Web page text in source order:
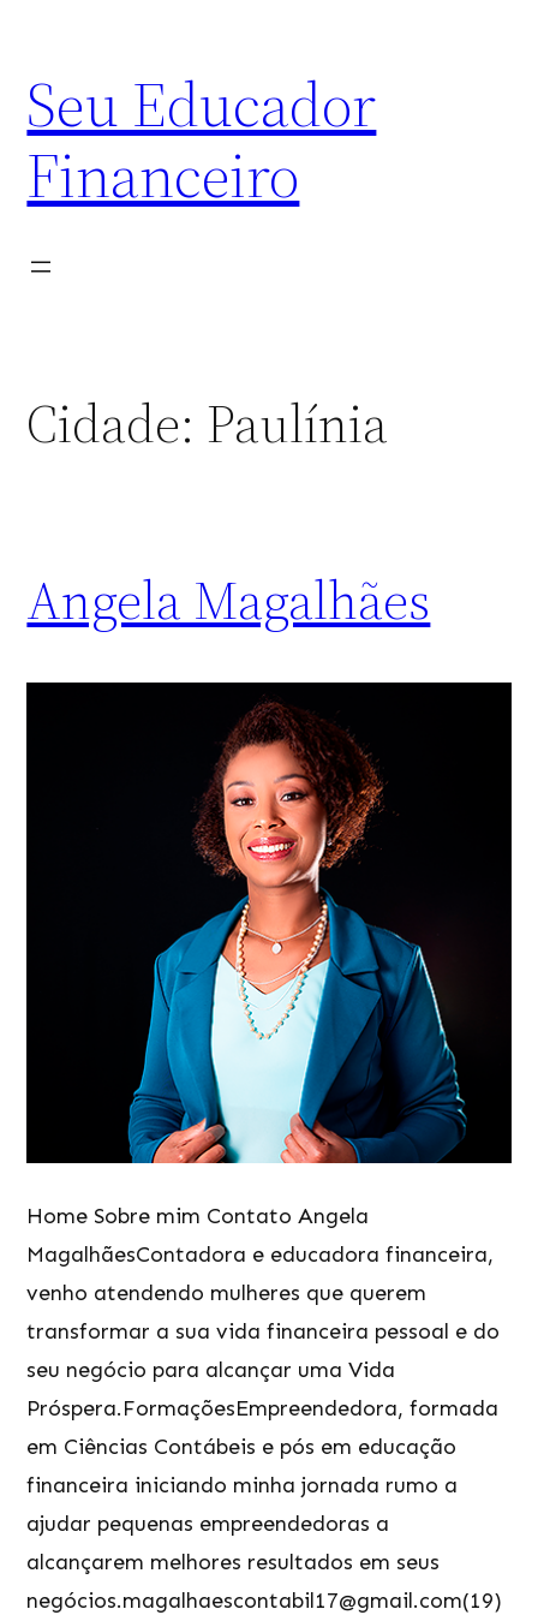
content
Seu Educador
Financeiro
Cidade: Paulínia
Angela Magalhães
Home Sobre mim Contato Angela
MagalhãesContadora e educadora financeira,
venho atendendo mulheres que querem
transformar a sua vida financeira pessoal e do
seu negócio para alcançar uma Vida
Próspera.FormaçõesEmpreendedora, formada
em Ciências Contábeis e pós em educação
financeira iniciando minha jornada rumo a
ajudar pequenas empreendedoras a
alcançarem melhores resultados em seus
negócios.magalhaescontabil17@gmail.com(19)